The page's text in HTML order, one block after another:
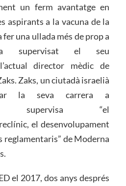
un ferm avantatge en
aspirants a la vacuna de la
una ullada més de prop a
supervisat el seu
director mèdic de
Zaks, un ciutadà israelià
la seva carrera a
supervisa “el
el desenvolupament
reglamentaris” de Moderna
el 2017, dos anys després